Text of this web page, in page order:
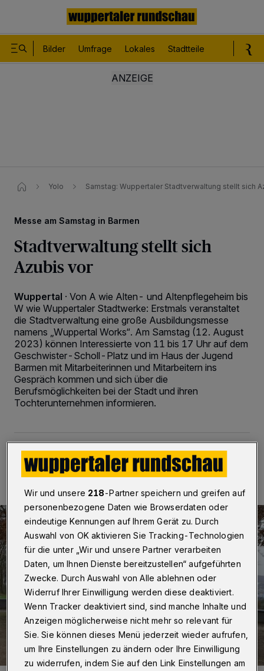
Bilder Umfrage Lokales Stadtteile
Yolo Samstag: Wuppertaler Stadtverwaltung stellt sich
Messe am Samstag in Barmen
Stadtverwaltung stellt sich
Azubis vor
Wuppertal · Von A wie Alten- und Altenpflegeheim bis
W wie Wuppertaler Stadtwerke: Erstmals veranstaltet
die Stadtverwaltung eine große Ausbildungsmesse
namens „Wuppertal Works“. Am Samstag (12. August
2023) können Interessierte von 11 bis 17 Uhr auf dem
Geschwister-Scholl-Platz und im Haus der Jugend
Barmen mit Mitarbeiterinnen und Mitarbeitern ins
Gespräch kommen und sich über die
Berufsmöglichkeiten bei der Stadt und ihren
Tochterunternehmen informieren.
11.08.2023 , 09:00 Uhr 3 Minuten Lesezeit
Wir und unsere 218-Partner speichern und greifen auf
personenbezogene Daten wie Browserdaten oder
eindeutige Kennungen auf Ihrem Gerät zu. Durch
Auswahl von OK aktivieren Sie Tracking-Technologien
für die unter „Wir und unsere Partner verarbeiten
Daten, um Ihnen Dienste bereitzustellen“ aufgeführten
Zwecke. Durch Auswahl von Alle ablehnen oder
Widerruf Ihrer Einwilligung werden diese deaktiviert.
Wenn Tracker deaktiviert sind, sind manche Inhalte und
Anzeigen möglicherweise nicht mehr so relevant für
Sie. Sie können dieses Menü jederzeit wieder aufrufen,
um Ihre Einstellungen zu ändern oder Ihre Einwilligung
zu widerrufen, indem Sie auf den Link Einstellungen am